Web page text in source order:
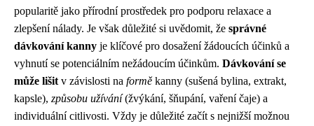
popularitě jako přírodní prostředek pro podporu relaxace a
zlepšení nálady. Je však důležité si uvědomit, že správné
dávkování kanny je klíčové pro dosažení žádoucích účinků a
vyhnutí se potenciálním nežádoucím účinkům. Dávkování se
může lišit v závislosti na formě kanny (sušená bylina, extrakt,
kapsle), způsobu užívání(žvýkání, šňupání, vaření čaje) a
individuální citlivosti. Vždy je důležité začít s nejnižší možnou